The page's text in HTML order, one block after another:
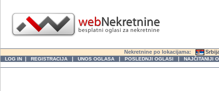
Nekretnine po lokacijama:
LOG IN | REGISTRACIJA | UNOS OGLASA | POSLEDNJI OGLASI | NAJČITANIJI